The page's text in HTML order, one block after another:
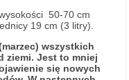
50-70 cm
19 cm (3 litry).
wszystkich
ziemi. Jest to mniej
się nowych